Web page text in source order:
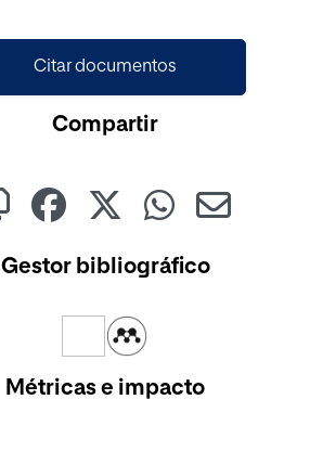
Citar documentos
Compartir
Gestor bibliográfico
Métricas e impacto